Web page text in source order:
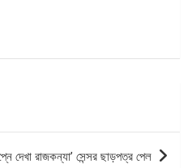
দেখা রাজকন্যা’ সেন্সর ছাড়পত্র পেল